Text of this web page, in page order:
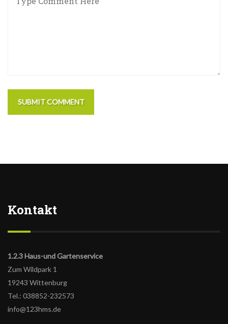
SUBMIT COMMENT
Kontakt
1.2.3 Haus-und Gartenservice
Zum Wildpark 1
19243 Wittenburg
Tel.: 038852-232573
info@123hms.de